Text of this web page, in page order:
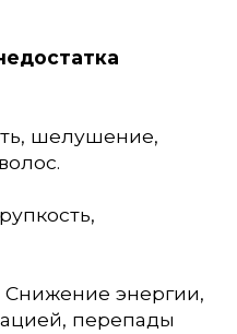
шелушение,
Снижение энергии,
перепады